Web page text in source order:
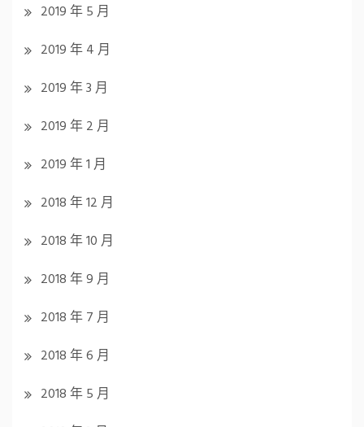
2019 年 5 月
2019 年 4 月
2019 年 3 月
2019 年 2 月
2019 年 1 月
2018 年 12 月
2018 年 10 月
2018 年 9 月
2018 年 7 月
2018 年 6 月
2018 年 5 月